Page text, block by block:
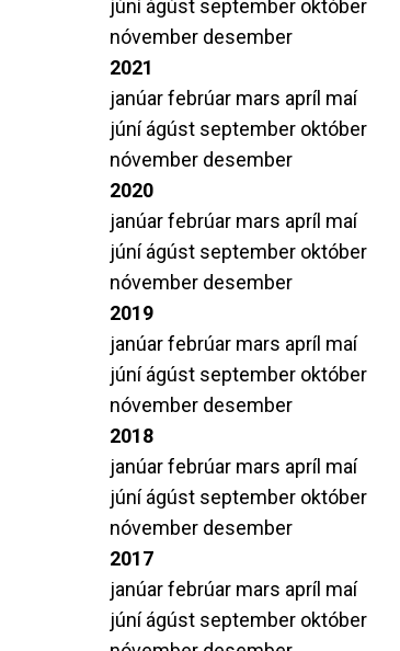
júníágúst september október
nóvember desember
2021
janúarfebrúar mars apríl maí
júníágúst september október
nóvember desember
2020
janúarfebrúar mars apríl maí
júníágúst september október
nóvember desember
2019
janúarfebrúar mars apríl maí
júníágúst september október
nóvember desember
2018
janúarfebrúar mars apríl maí
júníágúst september október
nóvember desember
2017
janúarfebrúar mars apríl maí
júníágúst september október